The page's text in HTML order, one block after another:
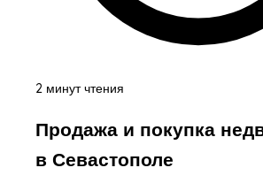
2 минут чтения
Продажа и покупка
в Севастополе